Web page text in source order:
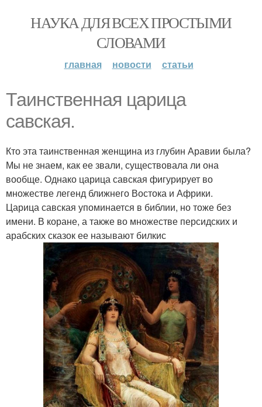
НАУКА ДЛЯ ВСЕХ ПРОСТЫМИ
СЛОВАМИ
главная новости статьи
Таинственная царица
савская.
Кто эта таинственная женщина из глубин Аравии была?
Мы не знаем, как ее звали, существовала ли она
вообще. Однако царица савская фигурирует во
множестве легенд ближнего Востока и Африки.
Царица савская упоминается в библии, но тоже без
имени. В коране, а также во множестве персидских и
арабских сказок ее называют билкис